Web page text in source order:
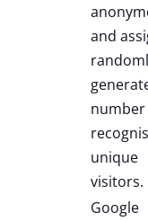
and
unique
visitors.
Google